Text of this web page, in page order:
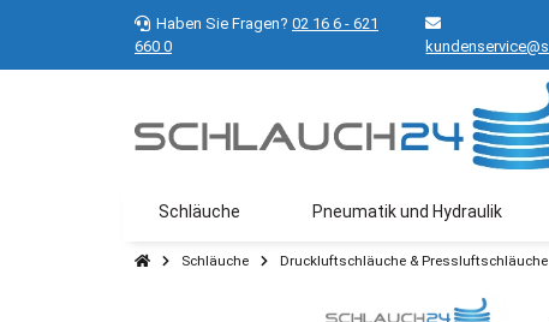
Haben Sie Fragen? 02 16 6 - 621
660 0
Schläuche Pneumatik und Hydraulik
Schläuche Druckluftschläuche & Pressluftschläuche